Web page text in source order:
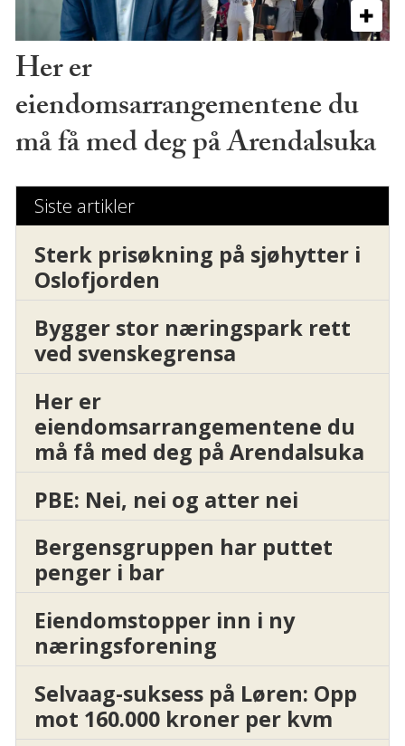
Her er
eiendomsarrangementene du
må få med deg på Arendalsuka
Siste artikler
Sterk prisøkning på sjøhytter i
Oslofjorden
Bygger stor næringspark rett
ved svenskegrensa
Her er
eiendomsarrangementene du
må få med deg på Arendalsuka
PBE: Nei, nei og atter nei
Bergensgruppen har puttet
penger i bar
Eiendomstopper inn i ny
næringsforening
Selvaag-suksess på Løren: Opp
mot 160.000 kroner per kvm